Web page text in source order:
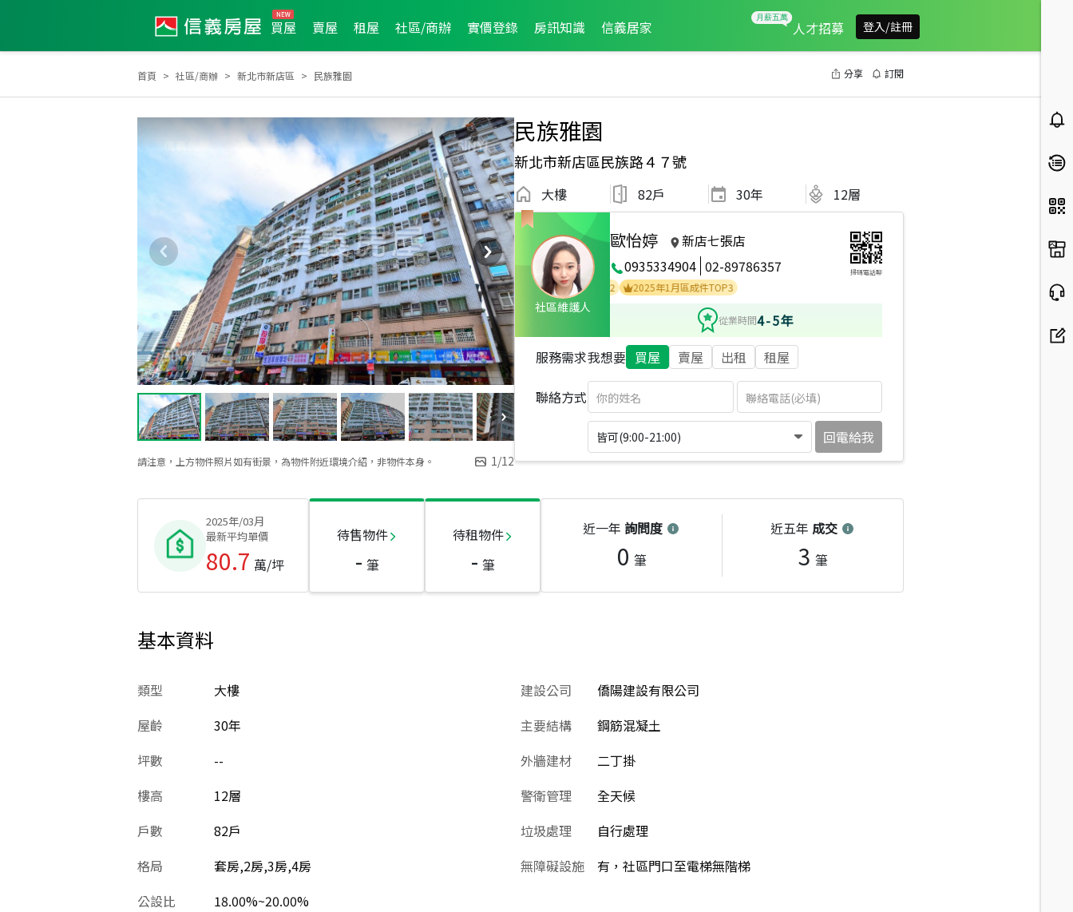
買屋 賣屋 租屋 社區/商辦 實價登錄 房訊知識 信義居家 人才招募 登入/註冊
首頁 社區/商辦 新北市新店區 民族雅園 分享 訂閱
請注意，上方物件照片如有街景，為物件附近環境介紹，非物件本身。 1/12
民族雅園
新北市新店區民族路４７號
大樓 82戶 30年 12層
社區維護人
歐怡婷
新店七張店
0935334904 02-89786357 掃碼電話聊
2026年2月區業績TOP2 2024年3月區業績TOP2 2023年6月區業績TOP3 2026年2月區成件TOP2 2025年1月區成件TOP3
從業時間4-5年
服務需求我想要 買屋 賣屋 出租 租屋
聯絡方式
皆可(9:00-21:00) 回電給我
2025年/03月
最新平均單價
80.7 萬/坪
待售物件
- 筆
待租物件
- 筆
近一年 詢問度
0 筆
近五年 成交
3 筆
基本資料
類型
大樓
屋齡
30年
坪數
--
樓高
12層
戶數
82戶
格局
套房,2房,3房,4房
公設比
18.00%~20.00%
建設公司
僑陽建設有限公司
主要結構
鋼筋混凝土
外牆建材
二丁掛
警衛管理
全天候
垃圾處理
自行處理
無障礙設施
有，社區門口至電梯無階梯